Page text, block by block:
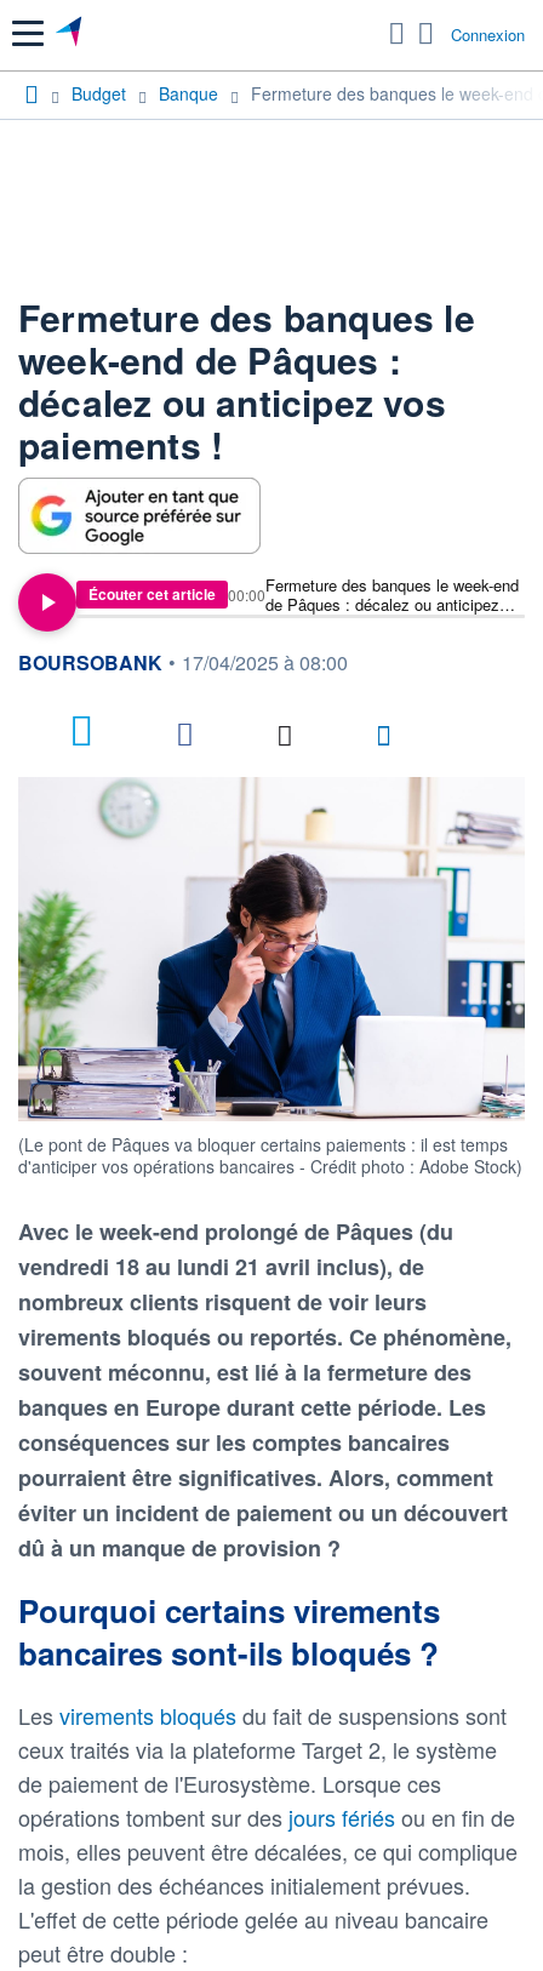
Menu Connexion
Budget Banque Fermeture des banques le week-
Fermeture des banques le
week-end de Pâques :
décalez ou anticipez vos
paiements !
Écouter cet article
Fermeture des banques le week-end
de Pâques : décalez ou anticipez
vos paiements !
00:00
information fournie par
BOURSOBANK • 17/04/2025 à 08:00
(Le pont de Pâques va bloquer certains paiements : il est temps
d'anticiper vos opérations bancaires - Crédit photo : Adobe Stock)
Avec le week-end prolongé de Pâques (du
vendredi 18 au lundi 21 avril inclus), de
nombreux clients risquent de voir leurs
virements bloqués ou reportés. Ce phénomène,
souvent méconnu, est lié à la fermeture des
banques en Europe durant cette période. Les
conséquences sur les comptes bancaires
pourraient être significatives. Alors, comment
éviter un incident de paiement ou un découvert
dû à un manque de provision ?
Pourquoi certains virements
bancaires sont-ils bloqués ?
Lesvirements bloquésdu fait de suspensions sont
ceux traités via la plateforme Target 2, le système
de paiement de l'Eurosystème. Lorsque ces
opérations tombent sur des jours fériésou en fin de
mois, elles peuvent être décalées, ce qui complique
la gestion des échéances initialement prévues.
L'effet de cette période gelée au niveau bancaire
peut être double :